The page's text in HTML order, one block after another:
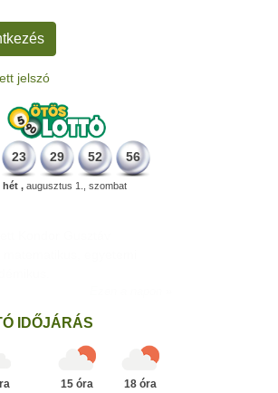
jelszó
23 29 52 56
hét , augusztus 1., szombat
IDŐJÁRÁS
15 óra
18 óra